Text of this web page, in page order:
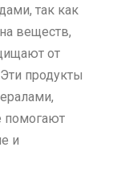
так как
веществ,
от
продукты
помогают
и